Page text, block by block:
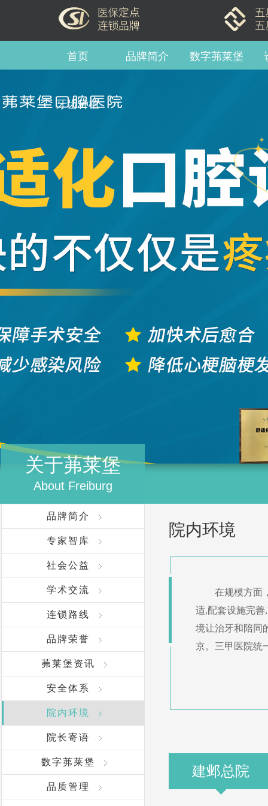
首页 品牌简介 数字茀莱堡
牙齿种植
关于茀莱堡
About Freiburg
品牌简介
专家智库
社会公益
学术交流
连锁路线
品牌荣誉
茀莱堡资讯
安全体系
院内环境
院长寄语
数字茀莱堡
品质管理
院内环境
在规模方面
适,配套设施完
境让治牙和陪同
京。三甲医院统
建邺总院